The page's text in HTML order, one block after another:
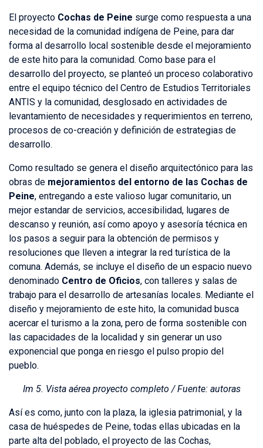
El proyecto Cochas de Peine surge como respuesta a una
necesidad de la comunidad indígena de Peine, para dar
forma al desarrollo local sostenible desde el mejoramiento
de este hito para la comunidad. Como base para el
desarrollo del proyecto, se planteó un proceso colaborativo
entre el equipo técnico del Centro de Estudios Territoriales
ANTIS y la comunidad, desglosado en actividades de
levantamiento de necesidades y requerimientos en terreno,
procesos de co-creación y definición de estrategias de
desarrollo.
Como resultado se genera el diseño arquitectónico para las
obras de mejoramientos del entorno de las Cochas de
Peine, entregando a este valioso lugar comunitario, un
mejor estandar de servicios, accesibilidad, lugares de
descanso y reunión, así como apoyo y asesoría técnica en
los pasos a seguir para la obtención de permisos y
resoluciones que lleven a integrar la red turística de la
comuna. Además, se incluye el diseño de un espacio nuevo
denominado Centro de Oficios, con talleres y salas de
trabajo para el desarrollo de artesanías locales. Mediante el
diseño y mejoramiento de este hito, la comunidad busca
acercar el turismo a la zona, pero de forma sostenible con
las capacidades de la localidad y sin generar un uso
exponencial que ponga en riesgo el pulso propio del
pueblo.
Im 5. Vista aérea proyecto completo / Fuente: autoras
Así es como, junto con la plaza, la iglesia patrimonial, y la
casa de huéspedes de Peine, todas ellas ubicadas en la
parte alta del poblado, el proyecto de las Cochas,